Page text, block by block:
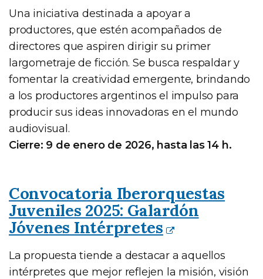
Una iniciativa destinada a apoyar a
productores, que estén acompañados de
directores que aspiren dirigir su primer
largometraje de ficción. Se busca respaldar y
fomentar la creatividad emergente, brindando
a los productores argentinos el impulso para
producir sus ideas innovadoras en el mundo
audiovisual.
Cierre: 9 de enero de 2026, hasta las 14 h.
Convocatoria Iberorquestas
Juveniles 2025: Galardón
Jóvenes Intérpretes
La propuesta tiende a destacar a aquellos
intérpretes que mejor reflejen la misión, visión